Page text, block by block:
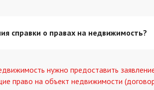
справки о правах на недвижимость?
нужно предоставить
право на объект недвижимости